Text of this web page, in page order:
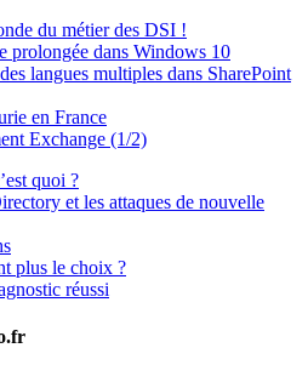
du métier des DSI !
prolongée dans Windows 10
langues multiples dans SharePoint
en France
Exchange (1/2)
quoi ?
et les attaques de nouvelle
plus le choix ?
réussi